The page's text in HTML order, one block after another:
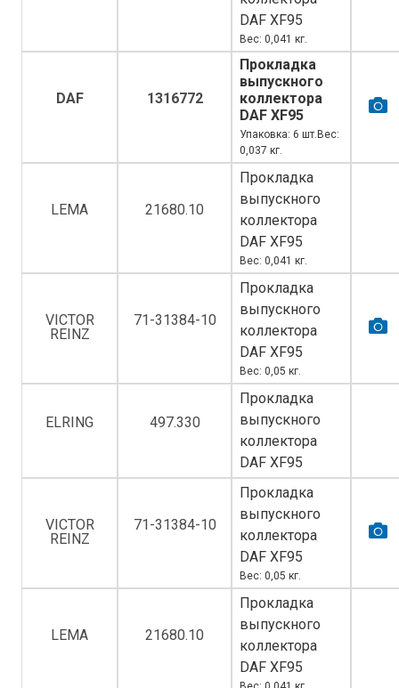
DAF XF95
Вес: 0,041 кг.
DAF 1316772
Прокладка
выпускного
коллектора
DAF XF95
Упаковка: 6 шт.Вес:
0,037 кг.
LEMA 21680.10
Прокладка
выпускного
коллектора
DAF XF95
Вес: 0,041 кг.
VICTOR
REINZ
71-31384-10
Прокладка
выпускного
коллектора
DAF XF95
Вес: 0,05 кг.
ELRING 497.330
Прокладка
выпускного
коллектора
DAF XF95
VICTOR
REINZ
71-31384-10
Прокладка
выпускного
коллектора
DAF XF95
Вес: 0,05 кг.
LEMA 21680.10
Прокладка
выпускного
коллектора
DAF XF95